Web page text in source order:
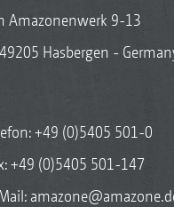
Amazonenwerk 9-13
Hasbergen -
+49 (0)5405 501-0
+49 (0)5405 501-147